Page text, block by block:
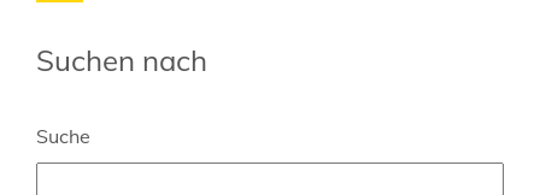
Suchen nach
Suche